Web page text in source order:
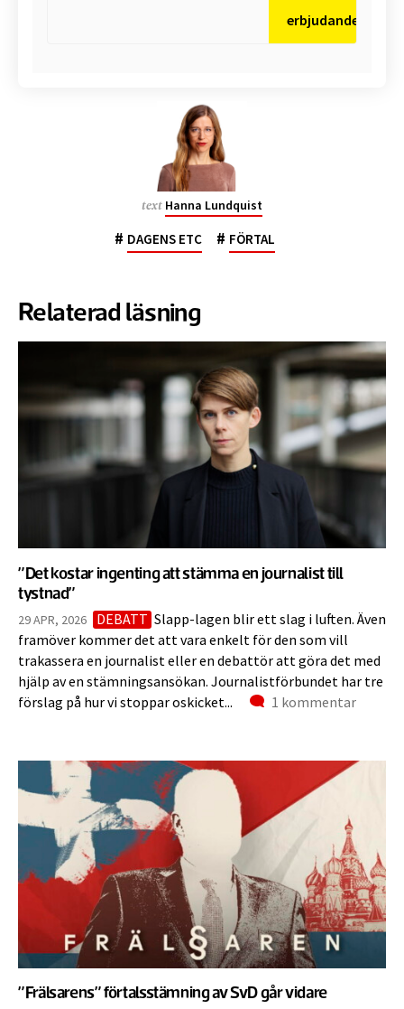
erbjudanden
text Hanna Lundquist
# DAGENS ETC # FÖRTAL
Relaterad läsning
”Det kostar ingenting att stämma en journalist till
tystnad”
29 APR, 2026 DEBATT Slapp-lagen blir ett slag i luften. Även
framöver kommer det att vara enkelt för den som vill
trakassera en journalist eller en debattör att göra det med
hjälp av en stämningsansökan. Journalistförbundet har tre
förslag på hur vi stoppar oskicket...
Kommentarer
1 kommentar
”Frälsarens” förtalsstämning av SvD går vidare